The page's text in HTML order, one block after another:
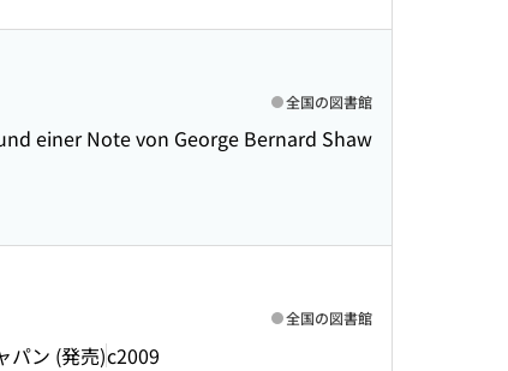
einer Note von George Bernard Shaw
全国の図書館
パン (発売)c2009
全国の図書館